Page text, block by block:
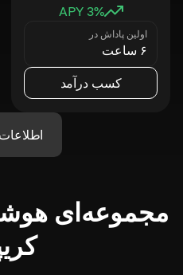
3% APY
اولین پاداش در
۶ ساعت
کسب درآمد
مجموعه‌ای